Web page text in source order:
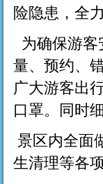
险隐患，全
为确保游客
量、预约、
广大游客出
口罩。同时
景区内全面
生清理等各